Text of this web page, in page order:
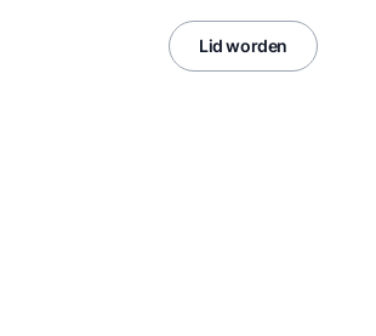
Lid worden